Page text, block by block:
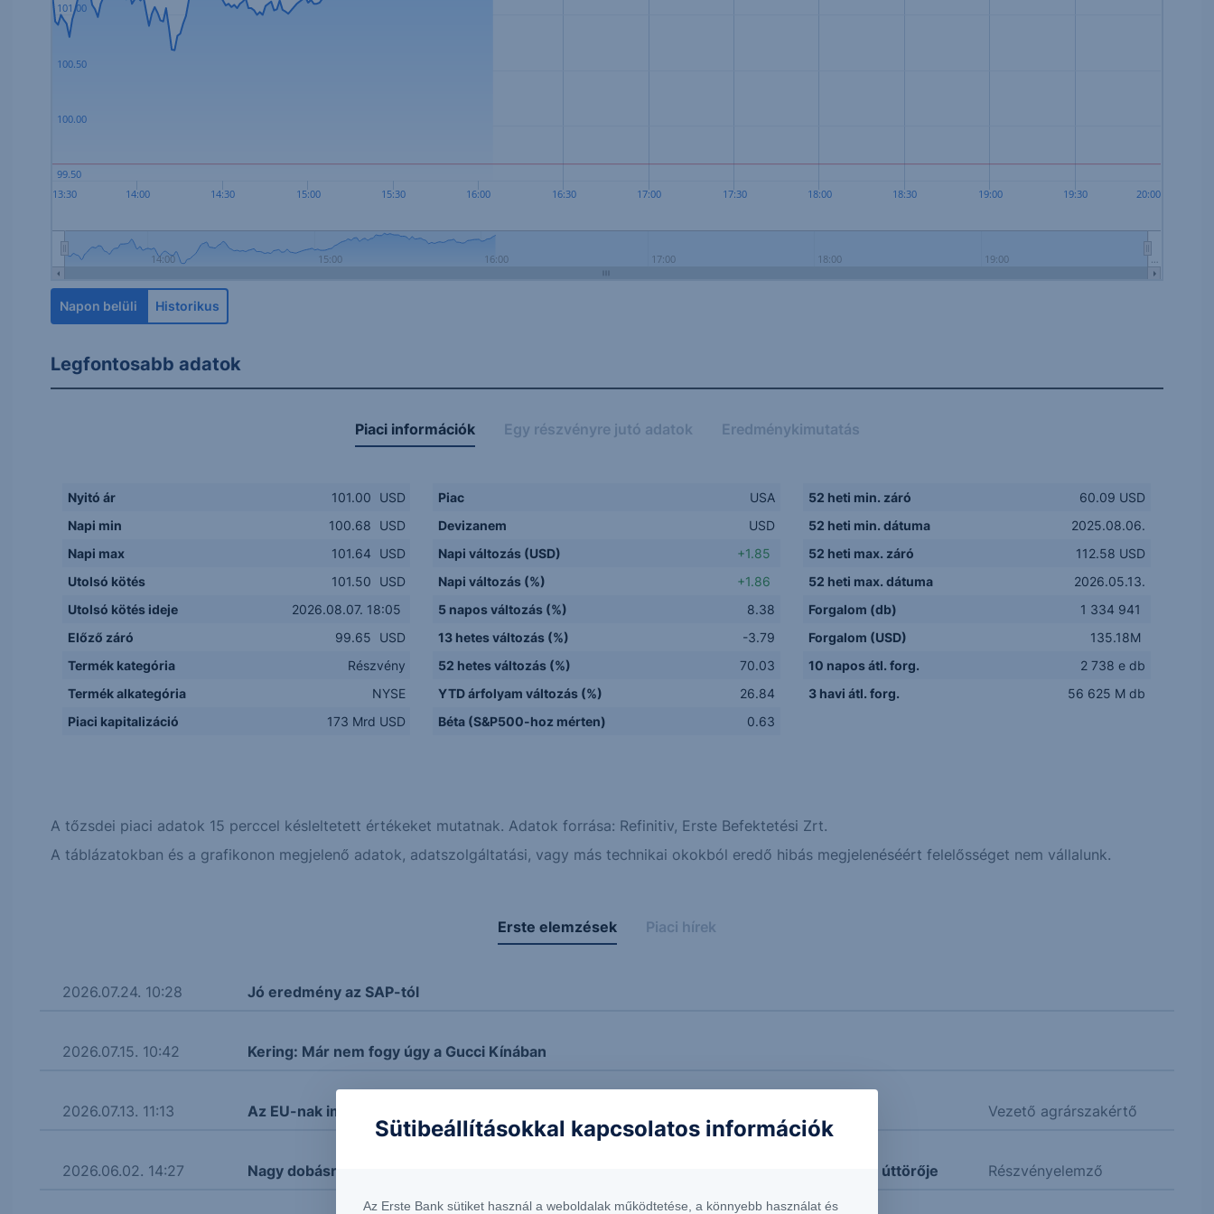
13:30 14:00 14:30 15:00 15:30 16:00 16:30 17:00 17:30 18:00 18:30 19:00 19:30 20:00
14:00 15:00 16:00 17:00 18:00 19:00 …
99.50
100.00
100.50
101.00
Napon belüli Historikus
Legfontosabb adatok
Piaci információk Egy részvényre jutó adatok Eredménykimutatás
Nyitó ár 101.00
USD
Napi min
100.68
USD
Napi max
101.64
USD
Utolsó kötés
101.50
USD
Utolsó kötés ideje
2026.08.07. 18:05
Előző záró
99.65
USD
Termék kategória
Részvény
Termék alkategória
NYSE
Piaci kapitalizáció
173 Mrd USD
Piac
USA
Devizanem
USD
Napi változás (USD)
+1.85
Napi változás (%)
+1.86
5 napos változás (%)
8.38
13 hetes változás (%)
-3.79
52 hetes változás (%)
70.03
YTD árfolyam változás (%)
26.84
Béta (S&P500-hoz mérten)
0.63
52 heti min. záró
60.09 USD
52 heti min. dátuma
2025.08.06.
52 heti max. záró
112.58 USD
52 heti max. dátuma
2026.05.13.
Forgalom (db)
1 334 941
Forgalom (USD)
135.18M
10 napos átl. forg.
2 738 e db
3 havi átl. forg.
56 625 M db
A tőzsdei piaci adatok 15 perccel késleltetett értékeket mutatnak. Adatok forrása: Refinitiv, Erste Befektetési Zrt.
A táblázatokban és a grafikonon megjelenő adatok, adatszolgáltatási, vagy más technikai okokból eredő hibás megjelenéséért felelősséget nem vállalunk.
Erste elemzések Piaci hírek
2026.07.24. 10:28 Jó eredmény az SAP-tól
2026.07.15. 10:42 Kering: Már nem fogy úgy a Gucci Kínában
2026.07.13. 11:13 Az EU-nak immár van fehérje stratégiája Vezető agrárszakértő
2026.06.02. 14:27 Nagy dobásra készül az Nvidia, visszavág a trónkövetelőknek a mesterséges intelligencia úttörője Részvényelemző
Sütibeállításokkal kapcsolatos információk
Az Erste Bank sütiket használ a weboldalak működtetése, a könnyebb használat és